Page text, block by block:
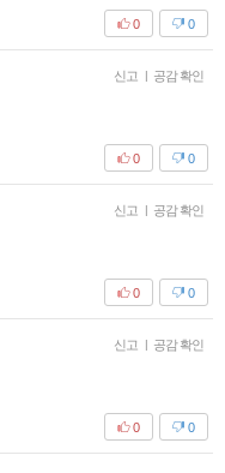
0
0
신고 | 공감 확인
0
0
신고 | 공감 확인
0
0
신고 | 공감 확인
0
0